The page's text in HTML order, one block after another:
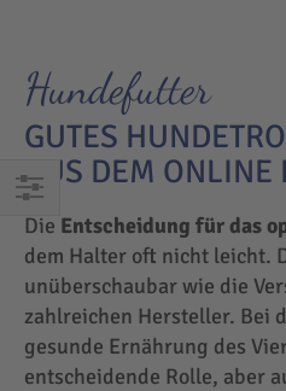
EINKAUFEN
NACH
Hundefutter
GUTES
AUS DEM ONLINE
Die Entscheidung für das
dem Halter oft nicht leicht.
unüberschaubar wie die
zahlreichen Hersteller. Bei
gesunde Ernährung des
entscheidende Rolle, aber